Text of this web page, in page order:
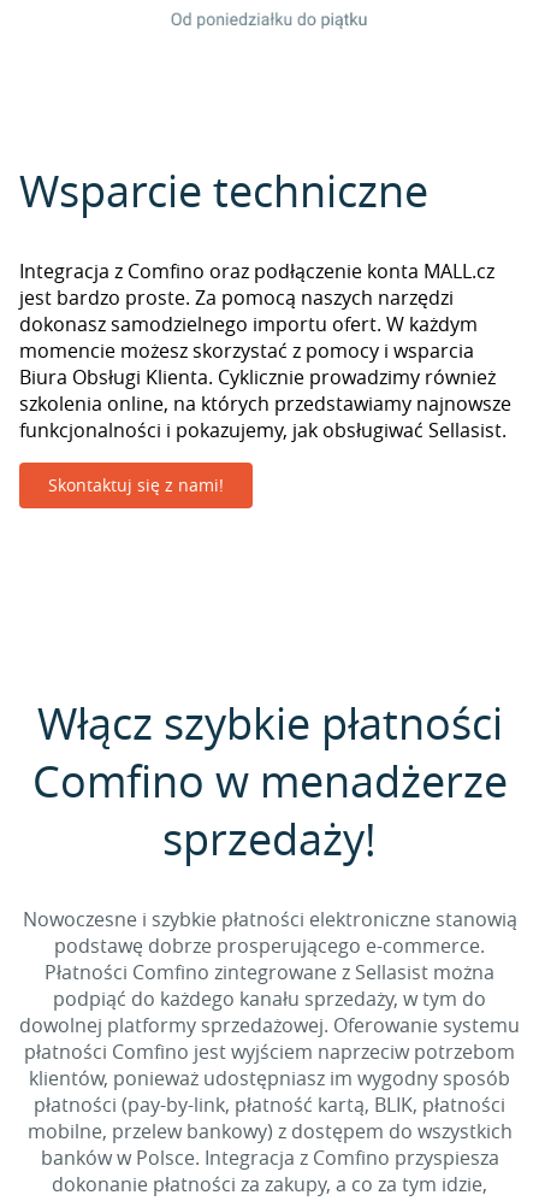
Wsparcie techniczne
Integracja z Comfino oraz podłączenie konta MALL.cz
jest bardzo proste. Za pomocą naszych narzędzi
dokonasz samodzielnego importu ofert. W każdym
momencie możesz skorzystać z pomocy i wsparcia
Biura Obsługi Klienta. Cyklicznie prowadzimy również
szkolenia online, na których przedstawiamy najnowsze
funkcjonalności i pokazujemy, jak obsługiwać Sellasist.
Skontaktuj się z nami!
Włącz szybkie płatności
Comfino w menadżerze
sprzedaży!
Nowoczesne i szybkie płatności elektroniczne stanowią
podstawę dobrze prosperującego e-commerce.
Płatności Comfino zintegrowane z Sellasist można
podpiąć do każdego kanału sprzedaży, w tym do
dowolnej platformy sprzedażowej. Oferowanie systemu
płatności Comfino jest wyjściem naprzeciw potrzebom
klientów, ponieważ udostępniasz im wygodny sposób
płatności (pay-by-link, płatność kartą, BLIK, płatności
mobilne, przelew bankowy) z dostępem do wszystkich
banków w Polsce. Integracja z Comfino przyspiesza
dokonanie płatności za zakupy, a co za tym idzie,